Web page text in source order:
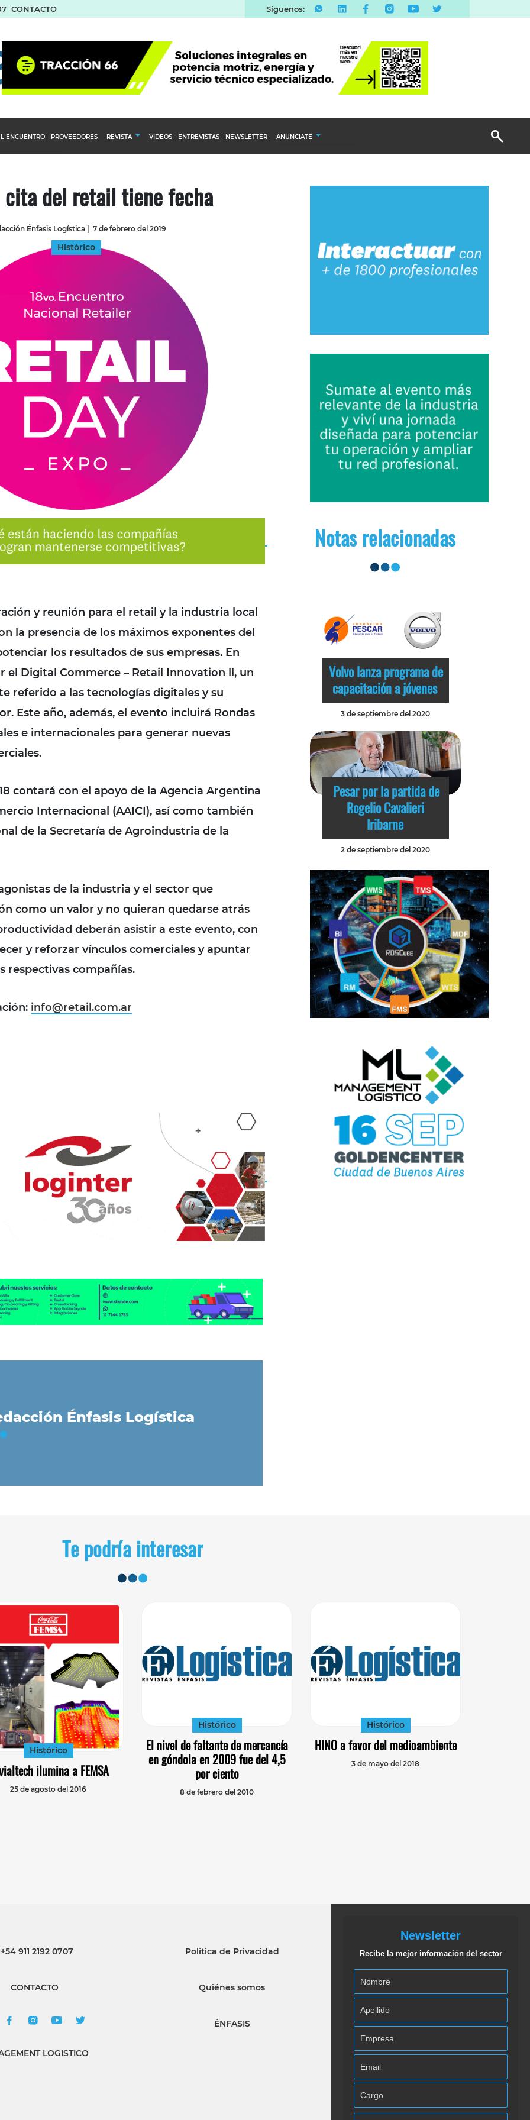
CONTACTO Síguenos:
ENCUENTRO PROVEEDORES REVISTA
INGRESAR
VIDEOS ENTREVISTAS NEWSLETTER ANUNCIATE
Email Marketing
cita del retail tiene fecha
Énfasis Logística| 7 de febrero del 2019
Histórico
y reunión para el retail y la industria local
la presencia de los máximos exponentes del
los resultados de sus empresas. En
el Digital Commerce – Retail Innovation ll, un
referido a las tecnologías digitales y su
Este año, además, el evento incluirá Rondas
e internacionales para generar nuevas
contará con el apoyo de la Agencia Argentina
Internacional (AAICI), así como también
de la Secretaría de Agroindustria de la
de la industria y el sector que
como un valor y no quieran quedarse atrás
deberán asistir a este evento, con
y reforzar vínculos comerciales y apuntar
respectivas compañías.
info@retail.com.ar
Énfasis Logística
Notas relacionadas
Volvo lanza programa de
capacitación a jóvenes
3 de septiembre del 2020
Pesar por la partida de
Rogelio Cavalieri
Iribarne
2 de septiembre del 2020
Te podría interesar
Histórico
ilumina a FEMSA
25 de agosto del 2016
Histórico
El nivel de faltante de mercancía
en góndola en 2009 fue del 4,5
por ciento
8 de febrero del 2010
Histórico
HINO a favor del medioambiente
3 de mayo del 2018
911 2192 0707
CONTACTO
LOGISTICO
Política de Privacidad
Quiénes somos
ÉNFASIS
Newsletter
Recibe la mejor información del sector